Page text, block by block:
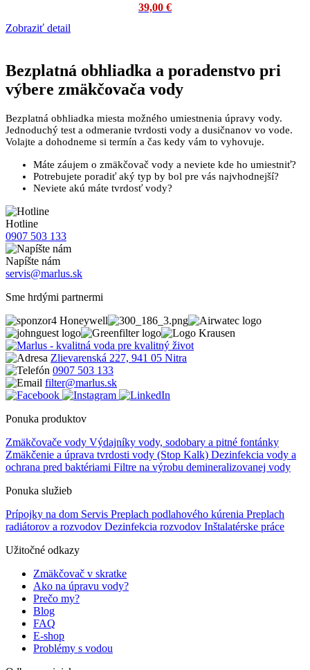
39,00 €
Zobraziť detail
Bezplatná obhliadka a poradenstvo pri
výbere zmäkčovača vody
Bezplatná obhliadka miesta možného umiestnenia úpravy vody.
Jednoduchý test a odmeranie tvrdosti vody a dusičnanov vo vode.
Volajte a dohodneme si termín a čas kedy vám to vyhovuje.
Máte záujem o zmäkčovač vody a neviete kde ho umiestniť?
Potrebujete poradiť aký typ by bol pre vás najvhodnejší?
Neviete akú máte tvrdosť vody?
Hotline
0907 503 133
Napíšte nám
servis@marlus.sk
Sme hrdými partnermi
Zlievarenská 227, 941 05 Nitra
0907 503 133
filter@marlus.sk
Ponuka produktov
Zmäkčovače vody Výdajníky vody, sodobary a pitné fontánky
Zmäkčenie a úprava tvrdosti vody (Stop Kalk) Dezinfekcia vody a
ochrana pred baktériami Filtre na výrobu demineralizovanej vody
Ponuka služieb
Prípojky na dom Servis Preplach podlahového kúrenia Preplach
radiátorov a rozvodov Dezinfekcia rozvodov Inštalatérske práce
Užitočné odkazy
Zmäkčovač v skratke
Ako na úpravu vody?
Prečo my?
Blog
FAQ
E-shop
Problémy s vodou